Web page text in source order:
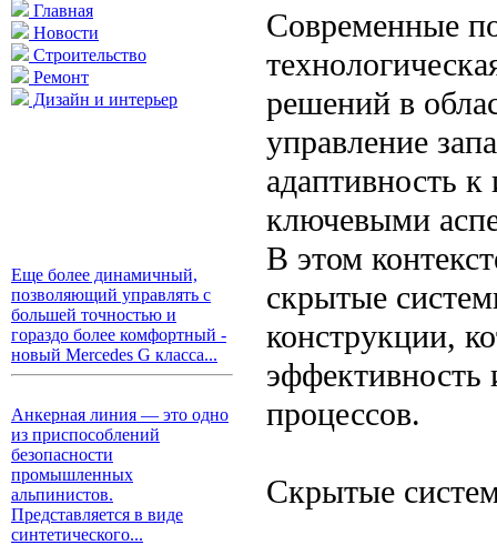
Главная
Новости
Строительство
Ремонт
Дизайн и интерьер
Еще более динамичный,
позволяющий управлять с
большей точностью и
гораздо более комфортный -
новый Mercedes G класса...
Анкерная линия — это одно
из приспособлений
безопасности
промышленных
альпинистов.
Представляется в виде
синтетического...
Современные
решений в
управление
адаптивность
ключевыми
В этом
скрытые
конструкции,
эффективность
процессов.
Скрытые